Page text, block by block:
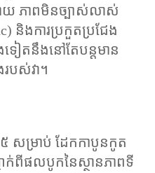
ភាពមិនច្បាស់លាស់
និងការប្រកួតប្រជែង
ទៀតនឹងនៅតែបន្តមាន
បស់វា។
៥ សម្រាប់ ដែកកាបូនកូត
ពីផលបូកនៃស្ថានភាពទី